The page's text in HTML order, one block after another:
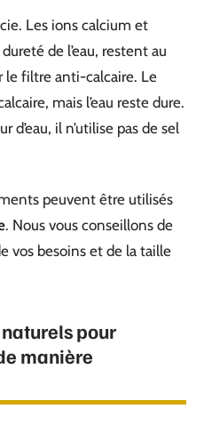
Les ions calcium et
de l’eau, restent au
le filtre anti-calcaire. Le
mais l’eau reste dure.
d’eau, il n’utilise pas de sel
peuvent être utilisés
. Nous vous conseillons de
vos besoins et de la taille
pour
manière